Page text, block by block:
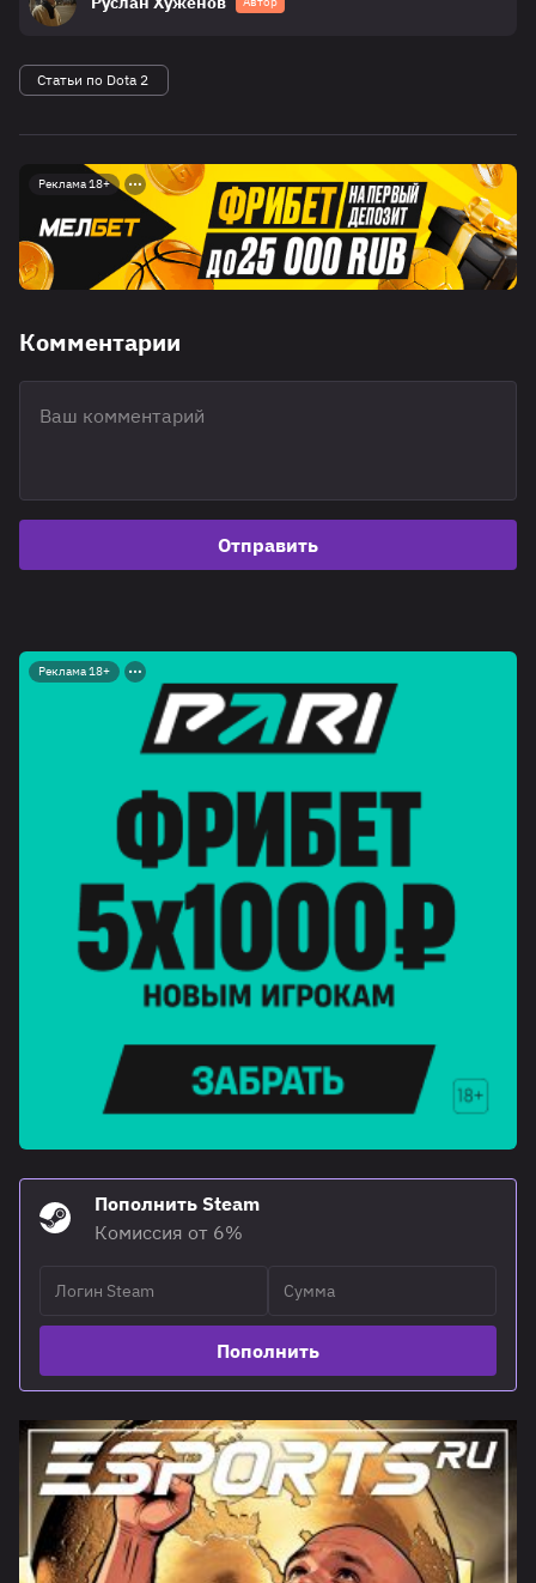
Статьи по Dota 2
Реклама 18+
Комментарии
Отправить
Реклама 18+
Пополнить Steam
Комиссия от 6%
Пополнить